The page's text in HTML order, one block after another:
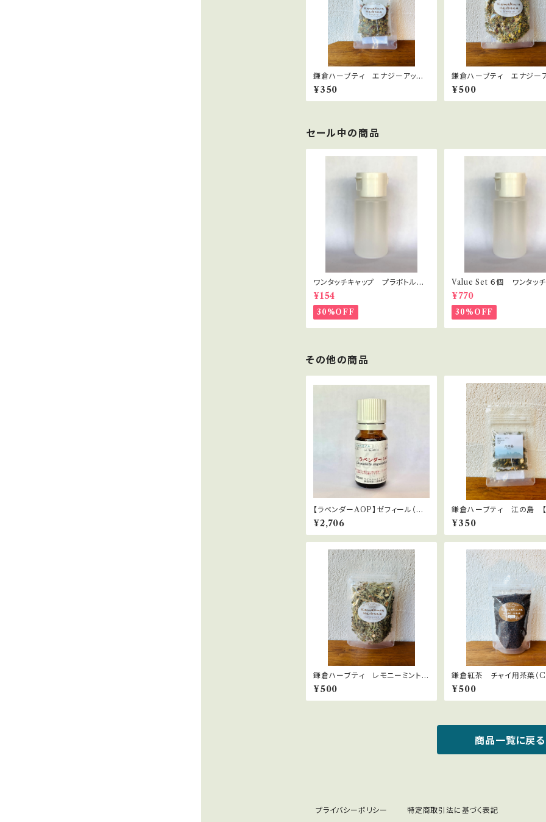
鎌倉ハーブティ エナジーアッ
プ 【ティーバッグ】２.０g×2bags
¥350
鎌倉ハーブティ エナジー
プ 10ｇ
¥500
セール中の商品
ワンタッチキャップ プラボトル 3
0ml
¥154
30%OFF
Value Set ６個 ワンタッチ
プ プラボトル 30ml セラ
ト・講座用
¥770
30%OFF
その他の商品
【ラベンダーAOP】ゼフィール（有
機栽培）Lavandula angustifolia
(vera)
¥2,706
鎌倉ハーブティ 江の島 【
バッグ】0.8g×2bags
¥350
鎌倉ハーブティ レモニーミント
10ｇ
¥500
鎌倉紅茶 チャイ用茶葉（
５ｇ ネパール直輸入
¥500
商品一覧に戻る
プライバシーポリシー 特定商取引法に基づく表記